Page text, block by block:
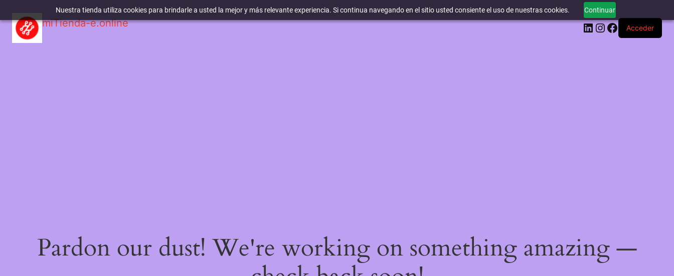
Nuestra tienda utiliza cookies para brindarle a usted la mejor y más relevante experiencia. Si continua navegando en el sitio usted consiente el uso de nuestras cookies. Continuar
miTienda-e.online LinkedIn
Instagram
Facebook
Acceder
Pardon our dust! We're working on something amazing —